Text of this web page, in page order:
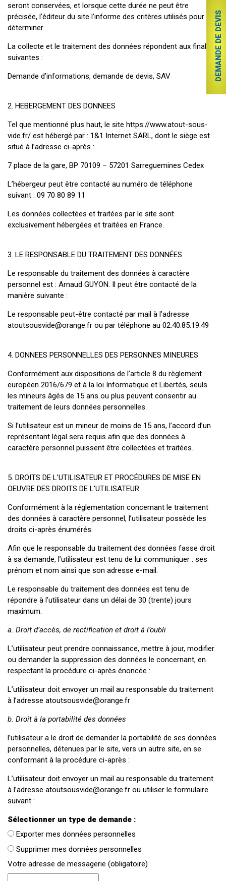
DEMANDE DE DEVIS
seront conservées, et lorsque cette durée ne peut être
précisée, l’éditeur du site l’informe des critères utilisés pour la
déterminer.
La collecte et le traitement des données répondent aux finalités
suivantes :
Demande d’informations, demande de devis, SAV
2. HEBERGEMENT DES DONNEES
Tel que mentionné plus haut, le site https://www.atout-sous-
vide.fr/ est hébergé par : 1&1 Internet SARL, dont le siège est
situé à l’adresse ci-après :
7 place de la gare, BP 70109 – 57201 Sarreguemines Cedex
L’hébergeur peut être contacté au numéro de téléphone
suivant : 09 70 80 89 11
Les données collectées et traitées par le site sont
exclusivement hébergées et traitées en France.
3. LE RESPONSABLE DU TRAITEMENT DES DONNÉES
Le responsable du traitement des données à caractère
personnel est : Arnaud GUYON. Il peut être contacté de la
manière suivante :
Le responsable peut-être contacté par mail à l’adresse
atoutsousvide@orange.fr ou par téléphone au 02.40.85.19.49
4. DONNEES PERSONNELLES DES PERSONNES MINEURES
Conformément aux dispositions de l’article 8 du règlement
européen 2016/679 et à la loi Informatique et Libertés, seuls
les mineurs âgés de 15 ans ou plus peuvent consentir au
traitement de leurs données personnelles.
Si l’utilisateur est un mineur de moins de 15 ans, l’accord d’un
représentant légal sera requis afin que des données à
caractère personnel puissent être collectées et traitées.
5. DROITS DE L’UTILISATEUR ET PROCÉDURES DE MISE EN
OEUVRE DES DROITS DE L’UTILISATEUR
Conformément à la réglementation concernant le traitement
des données à caractère personnel, l’utilisateur possède les
droits ci-après énumérés.
Afin que le responsable du traitement des données fasse droit
à sa demande, l’utilisateur est tenu de lui communiquer : ses
prénom et nom ainsi que son adresse e-mail.
Le responsable du traitement des données est tenu de
répondre à l’utilisateur dans un délai de 30 (trente) jours
maximum.
a. Droit d’accès, de rectification et droit à l’oubli
L’utilisateur peut prendre connaissance, mettre à jour, modifier
ou demander la suppression des données le concernant, en
respectant la procédure ci-après énoncée :
L’utilisateur doit envoyer un mail au responsable du traitement
à l’adresse atoutsousvide@orange.fr
b. Droit à la portabilité des données
l’utilisateur a le droit de demander la portabilité de ses données
personnelles, détenues par le site, vers un autre site, en se
conformant à la procédure ci-après :
L’utilisateur doit envoyer un mail au responsable du traitement
à l’adresse atoutsousvide@orange.fr ou utiliser le formulaire
suivant :
Sélectionner un type de demande :
Exporter mes données personnelles
Supprimer mes données personnelles
Votre adresse de messagerie (obligatoire)